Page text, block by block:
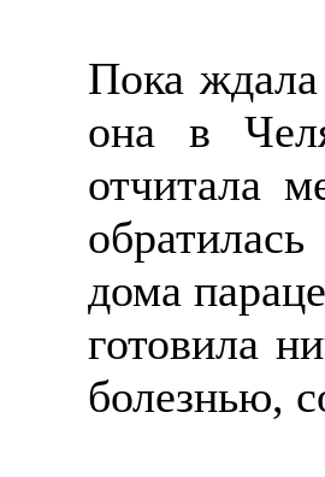
Пока
она в
отчитала
дома
готовила
болезнью,